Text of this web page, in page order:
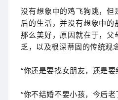
没有想象中的鸡飞狗跳，但
后的生活，并没有想象中的
那么美好，原因就在于，父
乏，以及根深蒂固的传统观
“你还是要找女朋友，还是要
“你不结婚不要小孩，今后老